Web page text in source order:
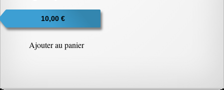
10,00 €
Ajouter au panier